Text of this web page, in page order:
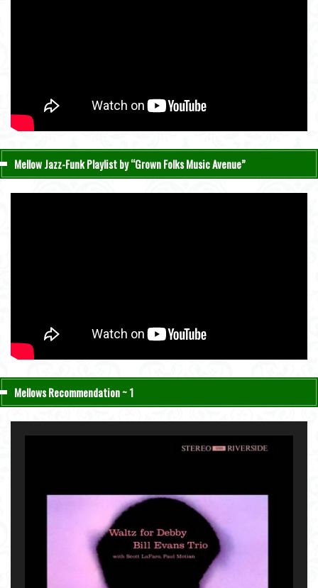
Mellow Jazz-Funk Playlist by “Grown Folks Music Avenue”
Mellows Recommendation ~ 1